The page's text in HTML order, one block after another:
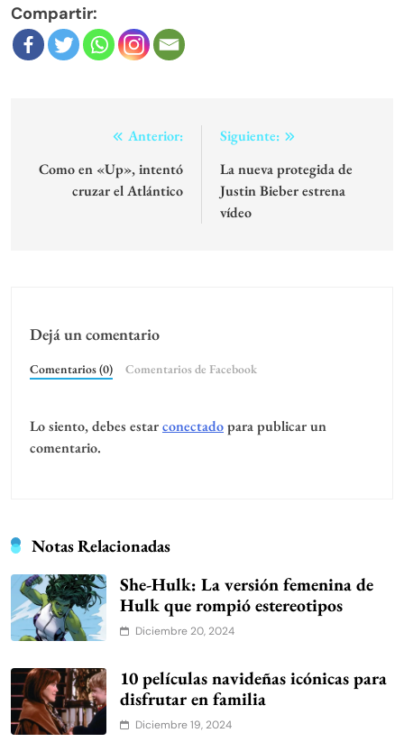
Compartir:
Navegación
de
entradas
Anterior:
Como en «Up», intentó
cruzar el Atlántico
Siguiente:
La nueva protegida de
Justin Bieber estrena
vídeo
Dejá un comentario
Comentarios (0) Comentarios de Facebook
Lo siento, debes estarconectadopara publicar un
comentario.
Notas Relacionadas
She-Hulk: La versión femenina de
Hulk que rompió estereotipos
Diciembre 20, 2024
10 películas navideñas icónicas para
disfrutar en familia
Diciembre 19, 2024